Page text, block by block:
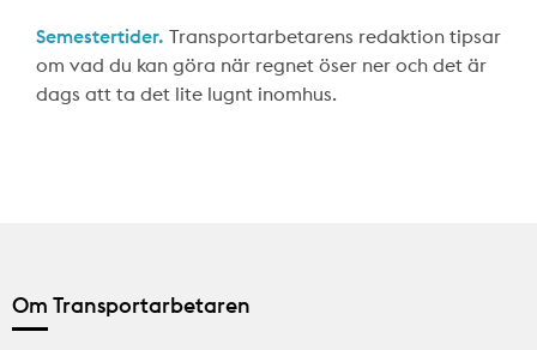
Semestertider. Transportarbetarens redaktion tipsar
om vad du kan göra när regnet öser ner och det är
dags att ta det lite lugnt inomhus.
Om Transportarbetaren